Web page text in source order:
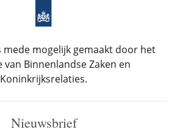
mede mogelijk gemaakt door het
van Binnenlandse Zaken en
Koninkrijksrelaties.
Nieuwsbrief